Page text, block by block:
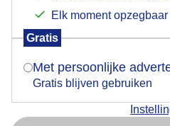
Elk moment opzegbaar
Gratis
Met persoonlijke
Gratis blijven gebruiken
Is goed,
Nu niet,